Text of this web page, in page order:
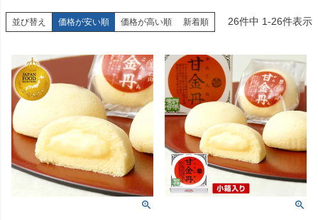
並び替え 価格が安い順 価格が高い順 新着順 26件中 1-26件表示